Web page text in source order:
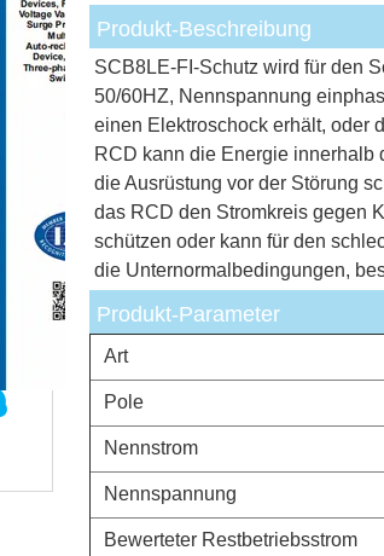
Produkt-Beschreibung
SCB8LE-FI-Schutz wird für den
50/60HZ, Nennspannung
einen Elektroschock erhält, oder
RCD kann die Energie innerhalb
die Ausrüstung vor der Störung
das RCD den Stromkreis gegen
schützen oder kann für den
die Unternormalbedingungen,
Produkt-Parameter
Art
Pole
Nennstrom
Nennspannung
Bewerteter Restbetriebsstrom